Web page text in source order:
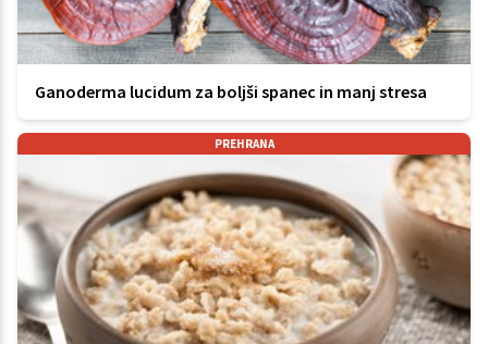
Ganoderma lucidum za boljši spanec in manj stresa
PREHRANA